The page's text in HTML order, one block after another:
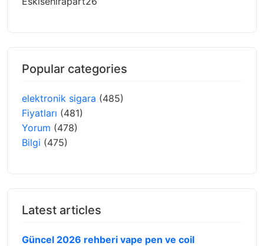
Popular categories
elektronik sigara (485)
Fiyatları (481)
Yorum (478)
Bilgi (475)
Latest articles
Güncel 2026 rehberi vape pen ve coil